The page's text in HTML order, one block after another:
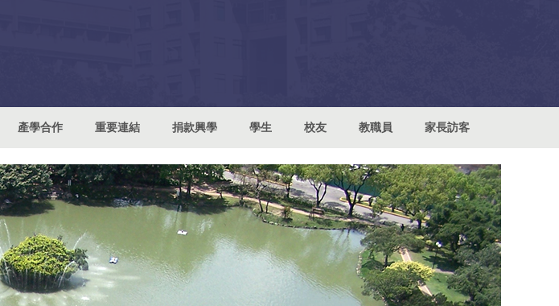
產學合作 重要連結 捐款興學 學生 校友 教職員 家長訪客